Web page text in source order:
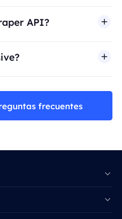
API?
frecuentes